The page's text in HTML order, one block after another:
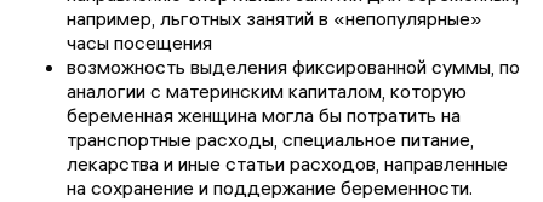
например, льготных занятий в «непопулярные»
часы посещения
возможность выделения фиксированной суммы, по
аналогии с материнским капиталом, которую
беременная женщина могла бы потратить на
транспортные расходы, специальное питание,
лекарства и иные статьи расходов, направленные
на сохранение и поддержание беременности.